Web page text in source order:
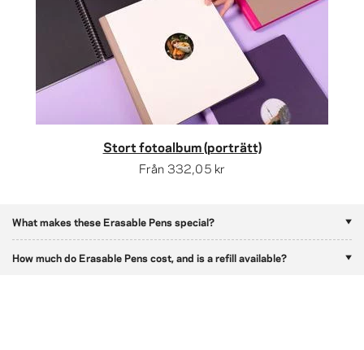
Stort fotoalbum (porträtt)
Från 332,05 kr
What makes these Erasable Pens special?
How much do Erasable Pens cost, and is a refill available?